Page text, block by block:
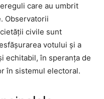
care au umbrit
Observatorii
civile sunt
votului și a
echitabil, în speranța de
în sistemul electoral.